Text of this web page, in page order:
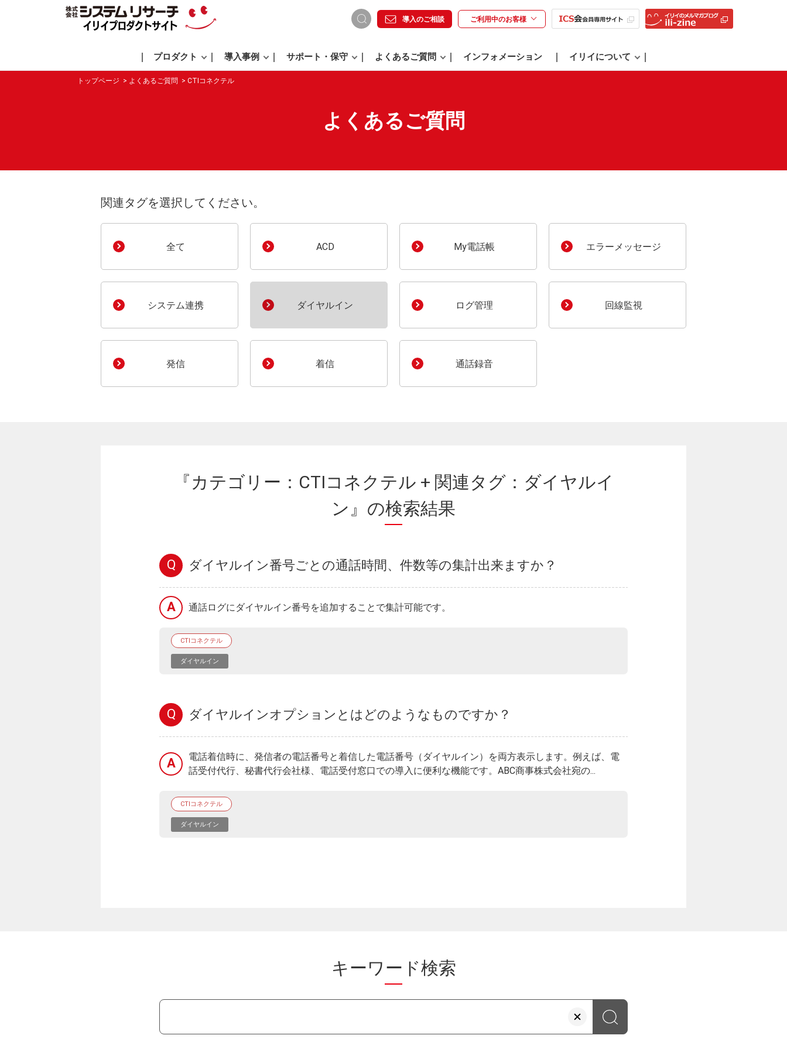
導入のご相談 ご利用中のお客様
プロダクト 導入事例 サポート・保守 よくあるご質問 インフォメーション イリイについて
トップページ よくあるご質問 CTIコネクテル
よくあるご質問
関連タグを選択してください。
全て ACD My電話帳 エラーメッセージ
システム連携 ダイヤルイン ログ管理 回線監視
発信 着信 通話録音
『カテゴリー：CTIコネクテル + 関連タグ：ダイヤルイ
ン』の検索結果
Q ダイヤルイン番号ごとの通話時間、件数等の集計出来ますか？
A 通話ログにダイヤルイン番号を追加することで集計可能です。
CTIコネクテル
ダイヤルイン
Q ダイヤルインオプションとはどのようなものですか？
A
電話着信時に、発信者の電話番号と着信した電話番号（ダイヤルイン）を両方表示します。例えば、電
話受付代行、秘書代行会社様、電話受付窓口での導入に便利な機能です。ABC商事株式会社宛の...
CTIコネクテル
ダイヤルイン
キーワード検索